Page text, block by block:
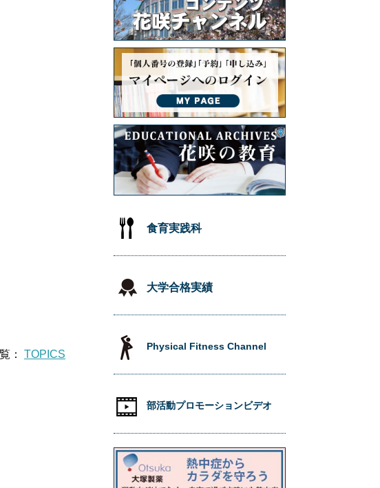
： TOPICS
食育実践科
大学合格実績
Physical Fitness Channel
部活動プロモーションビデオ